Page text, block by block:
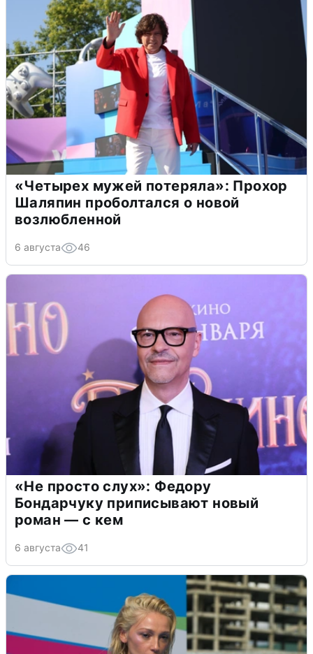
«Четырех мужей потеряла»: Прохор
Шаляпин проболтался о новой
возлюбленной
6 августа 46
«Не просто слух»: Федору
Бондарчуку приписывают новый
роман — с кем
6 августа 41